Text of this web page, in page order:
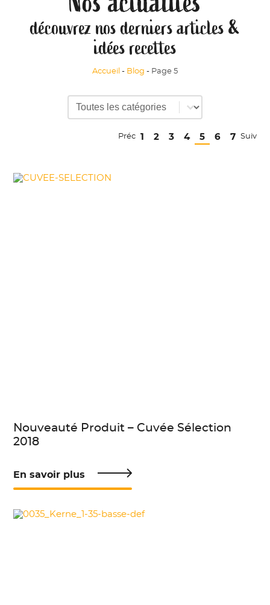
découvrez nos derniers articles &
idées recettes
Accueil Blog Page 5
Catégories du blog
Sélectionnez le contenu
Préc 1 2 3 4 5 6 7 Suiv
Nouveauté Produit – Cuvée Sélection
2018
En savoir plus